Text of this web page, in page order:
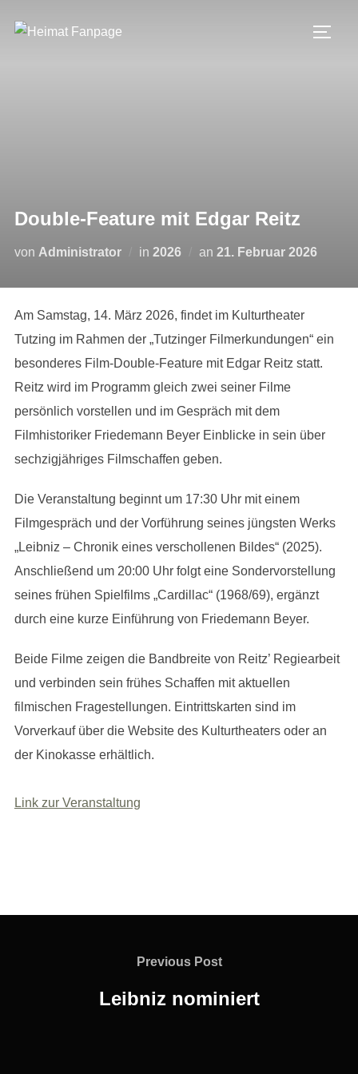
Inhalt
Double-Feature mit Edgar Reitz
von Administrator in 2026 an Veröffentlicht
21. Februar 2026
Am Samstag, 14. März 2026, findet im Kulturtheater
Tutzing im Rahmen der „Tutzinger Filmerkundungen“ ein
besonderes Film-Double-Feature mit Edgar Reitz statt.
Reitz wird im Programm gleich zwei seiner Filme
persönlich vorstellen und im Gespräch mit dem
Filmhistoriker Friedemann Beyer Einblicke in sein über
sechzigjähriges Filmschaffen geben.
Die Veranstaltung beginnt um 17:30 Uhr mit einem
Filmgespräch und der Vorführung seines jüngsten Werks
„Leibniz – Chronik eines verschollenen Bildes“ (2025).
Anschließend um 20:00 Uhr folgt eine Sondervorstellung
seines frühen Spielfilms „Cardillac“ (1968/69), ergänzt
durch eine kurze Einführung von Friedemann Beyer.
Beide Filme zeigen die Bandbreite von Reitz’ Regiearbeit
und verbinden sein frühes Schaffen mit aktuellen
filmischen Fragestellungen. Eintrittskarten sind im
Vorverkauf über die Website des Kulturtheaters oder an
der Kinokasse erhältlich.
Link zur Veranstaltung
Previous
Previous Post
Leibniz nominiert